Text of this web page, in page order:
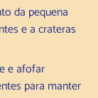
da pequena
e a crateras
e afofar
para manter